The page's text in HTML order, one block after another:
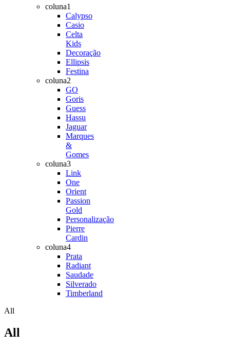
coluna1
Calypso
Casio
Celta
Kids
Decoração
Ellipsis
Festina
coluna2
GO
Goris
Guess
Hassu
Jaguar
Marques
&
Gomes
coluna3
Link
One
Orient
Passion
Gold
Personalização
Pierre
Cardin
coluna4
Prata
Radiant
Saudade
Silverado
Timberland
All
All